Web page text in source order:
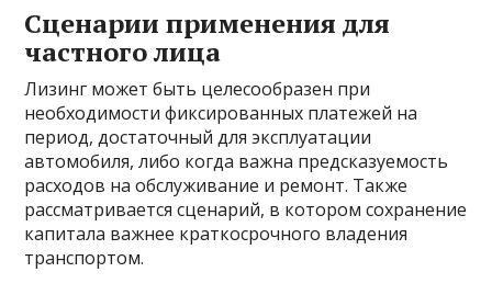
Сценарии применения для
частного лица
Лизинг может быть целесообразен при
необходимости фиксированных платежей на
период, достаточный для эксплуатации
автомобиля, либо когда важна предсказуемость
расходов на обслуживание и ремонт. Также
рассматривается сценарий, в котором сохранение
капитала важнее краткосрочного владения
транспортом.